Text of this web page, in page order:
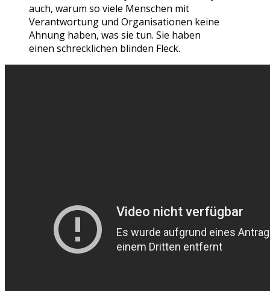
auch, warum so viele Menschen mit
Verantwortung und Organisationen keine
Ahnung haben, was sie tun. Sie haben
einen schrecklichen blinden Fleck.